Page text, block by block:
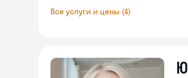
Все услуги и цены (4)